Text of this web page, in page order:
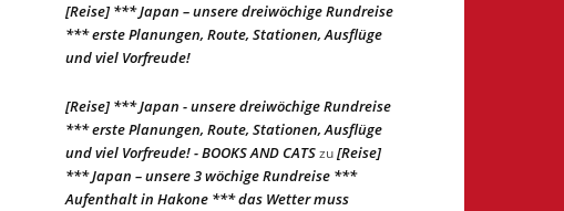
[Reise] *** Japan – unsere dreiwöchige Rundreise
*** erste Planungen, Route, Stationen, Ausflüge
und viel Vorfreude!
[Reise] *** Japan - unsere dreiwöchige Rundreise
*** erste Planungen, Route, Stationen, Ausflüge
und viel Vorfreude! - BOOKS AND CATSzu[Reise]
*** Japan – unsere 3 wöchige Rundreise ***
Aufenthalt in Hakone *** das Wetter muss